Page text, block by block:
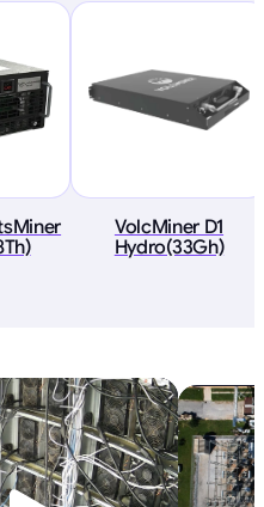
VolcMiner D1
Hydro(33Gh)